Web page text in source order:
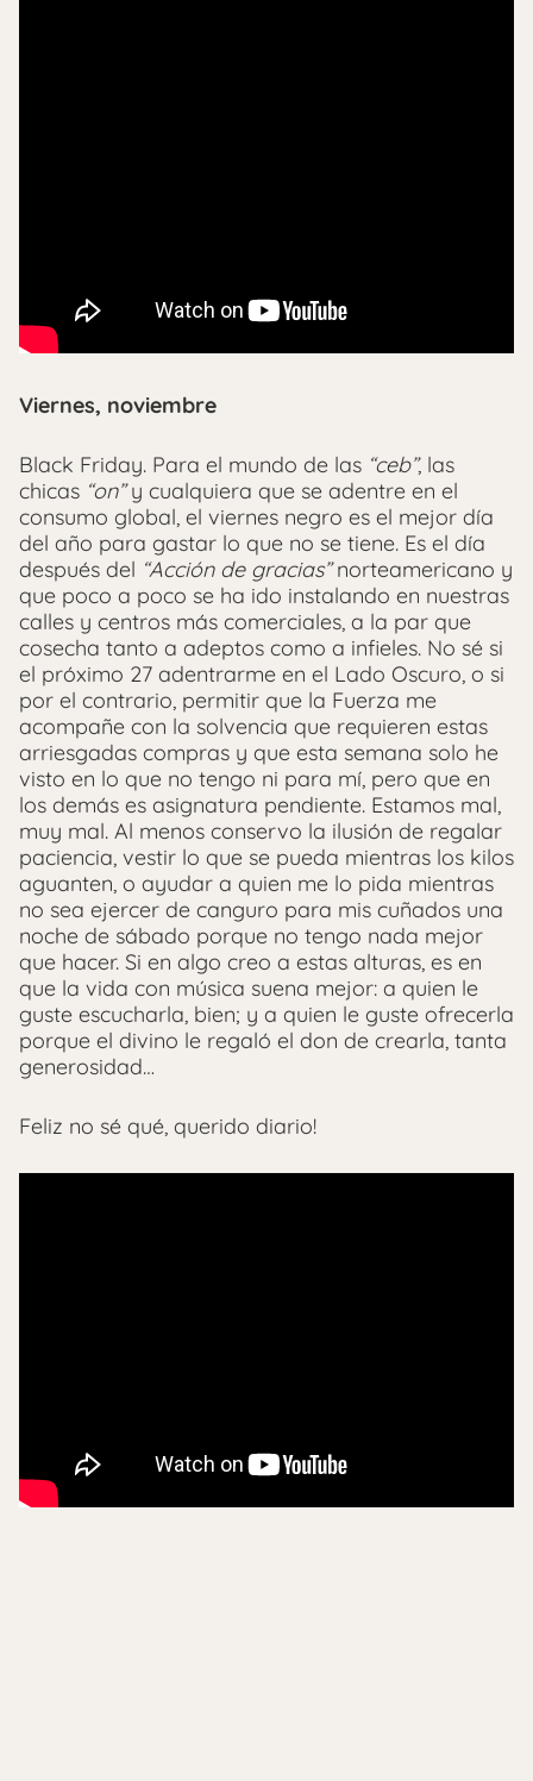
Viernes, noviembre
Black Friday. Para el mundo de las “ceb”, las
chicas “on”y cualquiera que se adentre en el
consumo global, el viernes negro es el mejor día
del año para gastar lo que no se tiene. Es el día
después del “Acción de gracias”norteamericano y
que poco a poco se ha ido instalando en nuestras
calles y centros más comerciales, a la par que
cosecha tanto a adeptos como a infieles. No sé si
el próximo 27 adentrarme en el Lado Oscuro, o si
por el contrario, permitir que la Fuerza me
acompañe con la solvencia que requieren estas
arriesgadas compras y que esta semana solo he
visto en lo que no tengo ni para mí, pero que en
los demás es asignatura pendiente. Estamos mal,
muy mal. Al menos conservo la ilusión de regalar
paciencia, vestir lo que se pueda mientras los kilos
aguanten, o ayudar a quien me lo pida mientras
no sea ejercer de canguro para mis cuñados una
noche de sábado porque no tengo nada mejor
que hacer. Si en algo creo a estas alturas, es en
que la vida con música suena mejor: a quien le
guste escucharla, bien; y a quien le guste ofrecerla
porque el divino le regaló el don de crearla, tanta
generosidad…
Feliz no sé qué, querido diario!